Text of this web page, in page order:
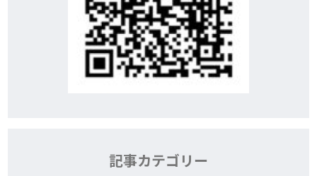
記事カテゴリー